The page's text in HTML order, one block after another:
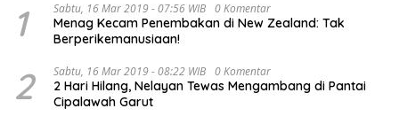
1 Sabtu, 16 Mar 2019 - 07:56 WIB 0 Komentar
Menag Kecam Penembakan di New Zealand: Tak
Berperikemanusiaan!
2 Sabtu, 16 Mar 2019 - 08:22 WIB 0 Komentar
2 Hari Hilang, Nelayan Tewas Mengambang di Pantai
Cipalawah Garut